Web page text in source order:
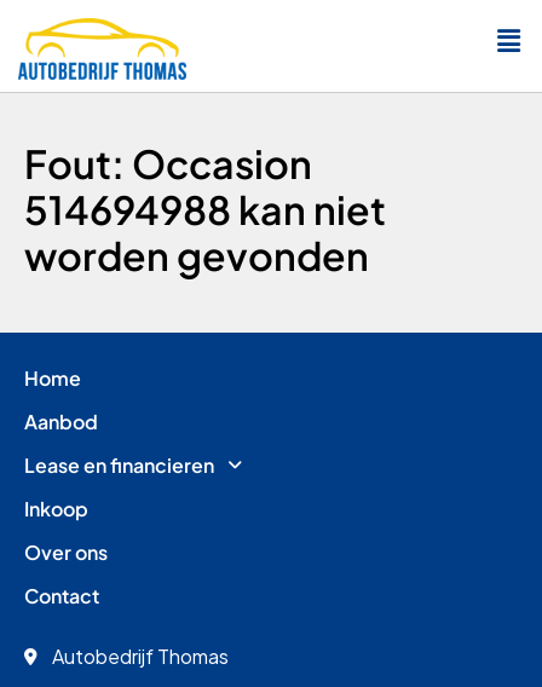
Fout: Occasion
514694988 kan niet
worden gevonden
Home
Aanbod
Lease en financieren
Inkoop
Over ons
Contact
Autobedrijf Thomas